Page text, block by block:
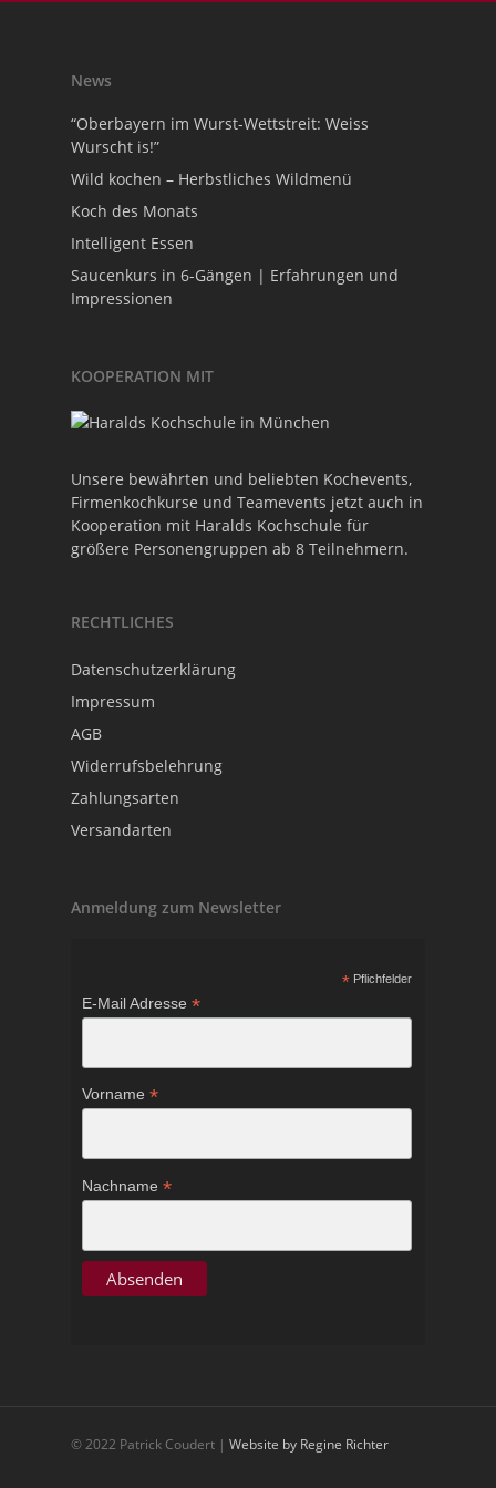
News
“Oberbayern im Wurst-Wettstreit: Weiss
Wurscht is!”
Wild kochen – Herbstliches Wildmenü
Koch des Monats
Intelligent Essen
Saucenkurs in 6-Gängen | Erfahrungen und
Impressionen
KOOPERATION MIT
Unsere bewährten und beliebten Kochevents,
Firmenkochkurse und Teamevents jetzt auch in
Kooperation mit Haralds Kochschule für
größere Personengruppen ab 8 Teilnehmern.
RECHTLICHES
Datenschutzerklärung
Impressum
AGB
Widerrufsbelehrung
Zahlungsarten
Versandarten
Anmeldung zum Newsletter
*Pflichfelder
E-Mail Adresse *
Vorname *
Nachname *
© 2022 Patrick Coudert | Website by Regine Richter